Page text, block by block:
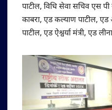
पाटील, विधि सेवा सचिव एस
काबरा, एड कल्याण पाटील,
पाटील, एड ऐश्वर्या मंत्री, एड